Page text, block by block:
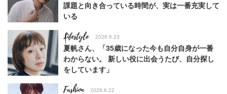
課題と向き合っている時間が、実は一番充実して
いる
Lifestyle 2026.6.23
夏帆さん、「35歳になった今も自分自身が一番
わからない。 新しい役に出会うたび、自分探し
をしています」
Fashion 2026.6.22